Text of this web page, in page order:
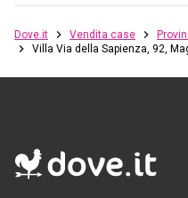
Dove.it Vendita case
Villa Via della Sapienza, 92,